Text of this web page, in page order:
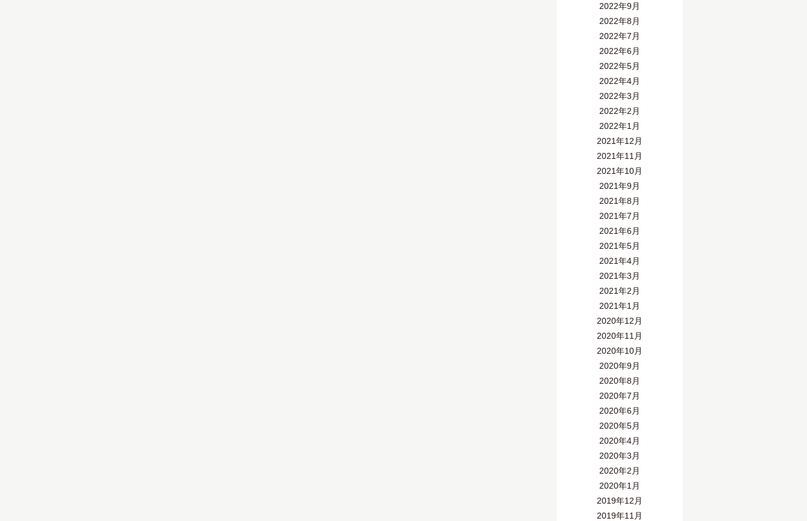
2022年9月
2022年8月
2022年7月
2022年6月
2022年5月
2022年4月
2022年3月
2022年2月
2022年1月
2021年12月
2021年11月
2021年10月
2021年9月
2021年8月
2021年7月
2021年6月
2021年5月
2021年4月
2021年3月
2021年2月
2021年1月
2020年12月
2020年11月
2020年10月
2020年9月
2020年8月
2020年7月
2020年6月
2020年5月
2020年4月
2020年3月
2020年2月
2020年1月
2019年12月
2019年11月